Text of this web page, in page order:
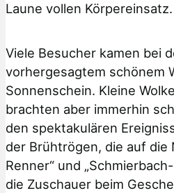
Laune vollen Körpereinsatz.
Viele Besucher kamen bei
vorhergesagtem schönem
Sonnenschein. Kleine
brachten aber immerhin
den spektakulären
der Brühtrögen, die auf die
Renner“ und
die Zuschauer beim